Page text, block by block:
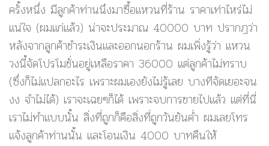
ครั้งหนึ่ง มีลูกค้าท่านนึงมาซื้อแหวนที่ร้าน ราคาเท่าไหร่ไม่
แน่ใจ (ผมแก่แล้ว) น่าจะประมาณ 40000 บาท ปรากฎว่า
หลังจากลูกค้าชำระเงินและออกนอกร้าน ผมเพิ่งรู้ว่า แหวน
วงนี้จัดโปรโมชั่นอยู่เหลือราคา 36000 แต่ลูกค้าไม่ทราบ
(ซึ่งก็ไม่แปลกอะไร เพราะผมเองยังไม่รู้เลย บางทีจัดเยอะจน
งง จำไม่ได้) เราจะเฉยๆก็ได้ เพราะจบการขายไปแล้ว แต่ที่นี่
เราไม่ทำแบบนั้น สิ่งที่ถูกก็คือสิ่งที่ถูกวันยันค่ำ ผมเลยโทร
แจ้งลูกค้าท่านนั้น และโอนเงิน 4000 บาทคืนให้